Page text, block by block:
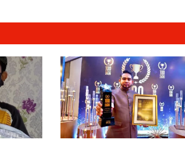
Penyampaian Bantuan Kebajikan
Penduduk di Ampang
KPDN Kelantan Kesan Taktik “Tentera
Semut” Seludup Bahan Api Bersubsidi
di Sempadan